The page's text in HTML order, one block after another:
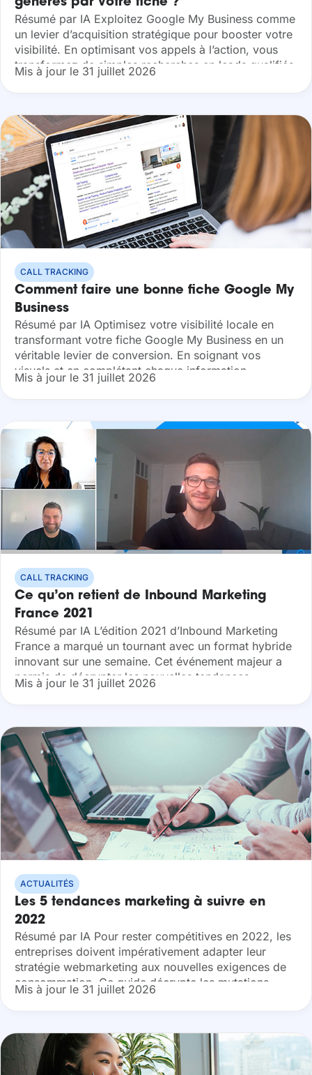
générés par votre fiche ?
Résumé par IA Exploitez Google My Business comme
un levier d’acquisition stratégique pour booster votre
visibilité. En optimisant vos appels à l’action, vous
transformez de simples recherches en leads qualifiés.
Apprenez à mesurer précisément l’impact de...
Mis à jour le 31 juillet 2026
CALL TRACKING
Comment faire une bonne fiche Google My
Business
Résumé par IA Optimisez votre visibilité locale en
transformant votre fiche Google My Business en un
véritable levier de conversion. En soignant vos
visuels et en complétant chaque information
stratégique, vous boostez votre taux de clic...
Mis à jour le 31 juillet 2026
CALL TRACKING
Ce qu’on retient de Inbound Marketing
France 2021
Résumé par IA L’édition 2021 d’Inbound Marketing
France a marqué un tournant avec un format hybride
innovant sur une semaine. Cet événement majeur a
permis de décrypter les nouvelles tendances
digitales, notamment à travers le retour...
Mis à jour le 31 juillet 2026
ACTUALITÉS
Les 5 tendances marketing à suivre en
2022
Résumé par IA Pour rester compétitives en 2022, les
entreprises doivent impérativement adapter leur
stratégie webmarketing aux nouvelles exigences de
consommation. Ce guide décrypte les mutations
majeures, du virage phygital à l’automatisation de la
relation client...
Mis à jour le 31 juillet 2026